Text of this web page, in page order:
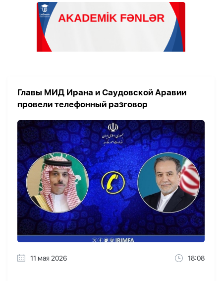
Главы МИД Ирана и Саудовской Аравии
провели телефонный разговор
11 мая 2026 18:08